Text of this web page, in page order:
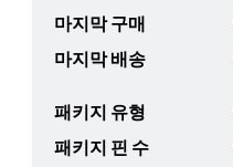
마지막 구매
마지막 배송
패키지 유형
패키지 핀 수